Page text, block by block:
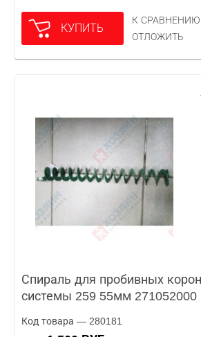
КУПИТЬ
К СРАВНЕНИЮ
ОТЛОЖИТЬ
Спираль для пробивных
системы 259 55мм 271052000
Код товара — 280181